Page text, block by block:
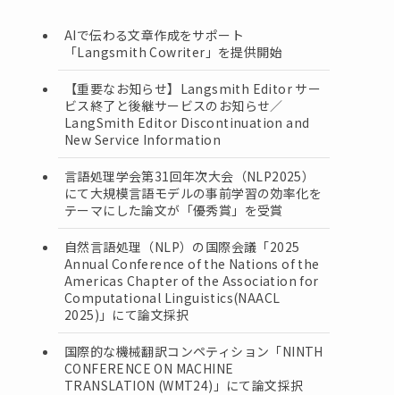
AIで伝わる文章作成をサポート
「Langsmith Cowriter」を提供開始
【重要なお知らせ】Langsmith Editor サー
ビス終了と後継サービスのお知らせ／
LangSmith Editor Discontinuation and
New Service Information
言語処理学会第31回年次大会（NLP2025）
にて大規模言語モデルの事前学習の効率化を
テーマにした論文が「優秀賞」を受賞
自然言語処理（NLP）の国際会議「2025
Annual Conference of the Nations of the
Americas Chapter of the Association for
Computational Linguistics(NAACL
2025)」にて論文採択
国際的な機械翻訳コンペティション「NINTH
CONFERENCE ON MACHINE
TRANSLATION (WMT24)」にて論文採択